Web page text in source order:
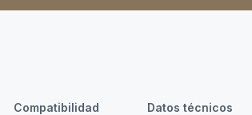
Compatibilidad Datos técnicos